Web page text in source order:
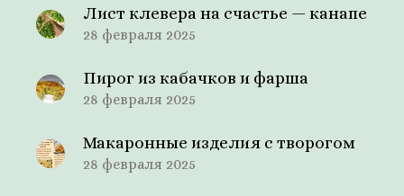
Лист клевера на счастье — канапе
28 февраля 2025
Пирог из кабачков и фарша
28 февраля 2025
Макаронные изделия с творогом
28 февраля 2025